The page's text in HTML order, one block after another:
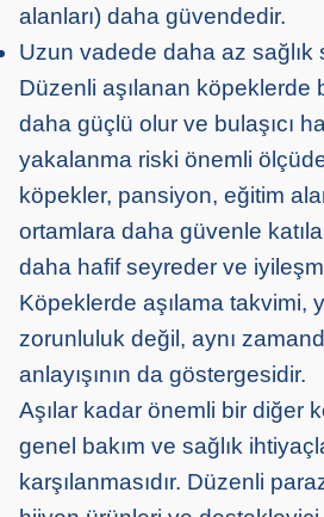
alanları) daha güvendedir.
Uzun vadede daha az sağlık
Düzenli aşılanan köpeklerde
daha güçlü olur ve bulaşıcı
yakalanma riski önemli
köpekler, pansiyon, eğitim
ortamlara daha güvenle
daha hafif seyreder ve
Köpeklerde aşılama takvimi,
zorunluluk değil, aynı
anlayışının da göstergesidir.
Aşılar kadar önemli bir diğer
genel bakım ve sağlık
karşılanmasıdır. Düzenli